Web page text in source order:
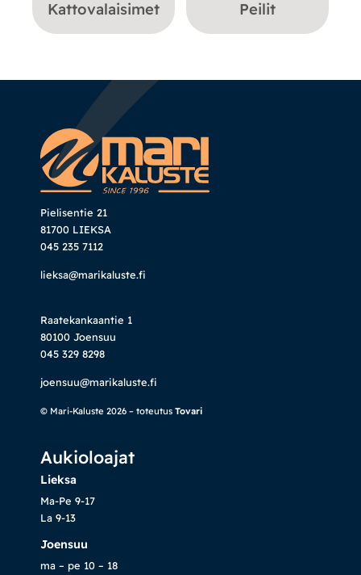
Kattovalaisimet Peilit
Pielisentie 21
81700 LIEKSA
045 235 7112
lieksa@marikaluste.fi
Raatekankaantie 1
80100 Joensuu
045 329 8298
joensuu@marikaluste.fi
© Mari-Kaluste 2026 – toteutus Tovari
Aukioloajat
Lieksa
Ma-Pe 9-17
La 9-13
Joensuu
ma – pe 10 – 18